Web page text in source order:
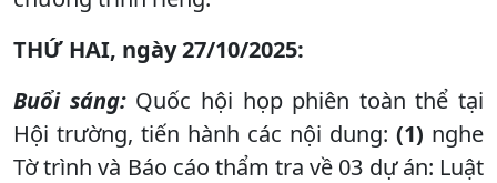
THỨ HAI, ngày 27/10/2025:
Buổi sáng: Quốc hội họp phiên toàn thể tại
Hội trường, tiến hành các nội dung: (1) nghe
Tờ trình và Báo cáo thẩm tra về 03 dự án: Luật